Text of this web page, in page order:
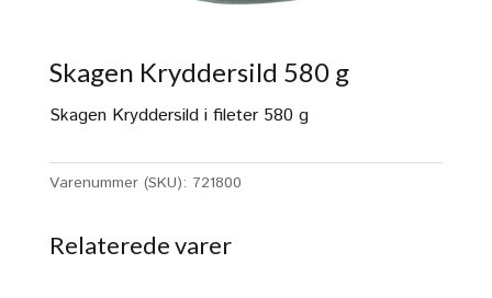
Skagen Kryddersild 580 g
Skagen Kryddersild i fileter 580 g
Varenummer (SKU): 721800
Relaterede varer